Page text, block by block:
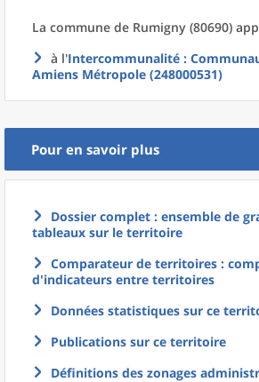
La commune de Rumigny (80690)
à l'Intercommunalité :
Amiens Métropole (248000531)
Pour en savoir plus
Dossier complet : ensemble de
tableaux sur le territoire
Comparateur de territoires :
d'indicateurs entre territoires
Données statistiques sur ce
Publications sur ce territoire
Définitions des zonages